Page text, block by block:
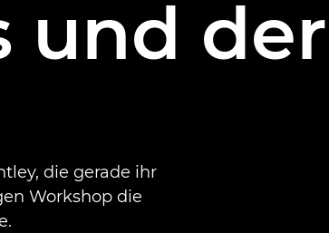
und der
die gerade ihr
Workshop die